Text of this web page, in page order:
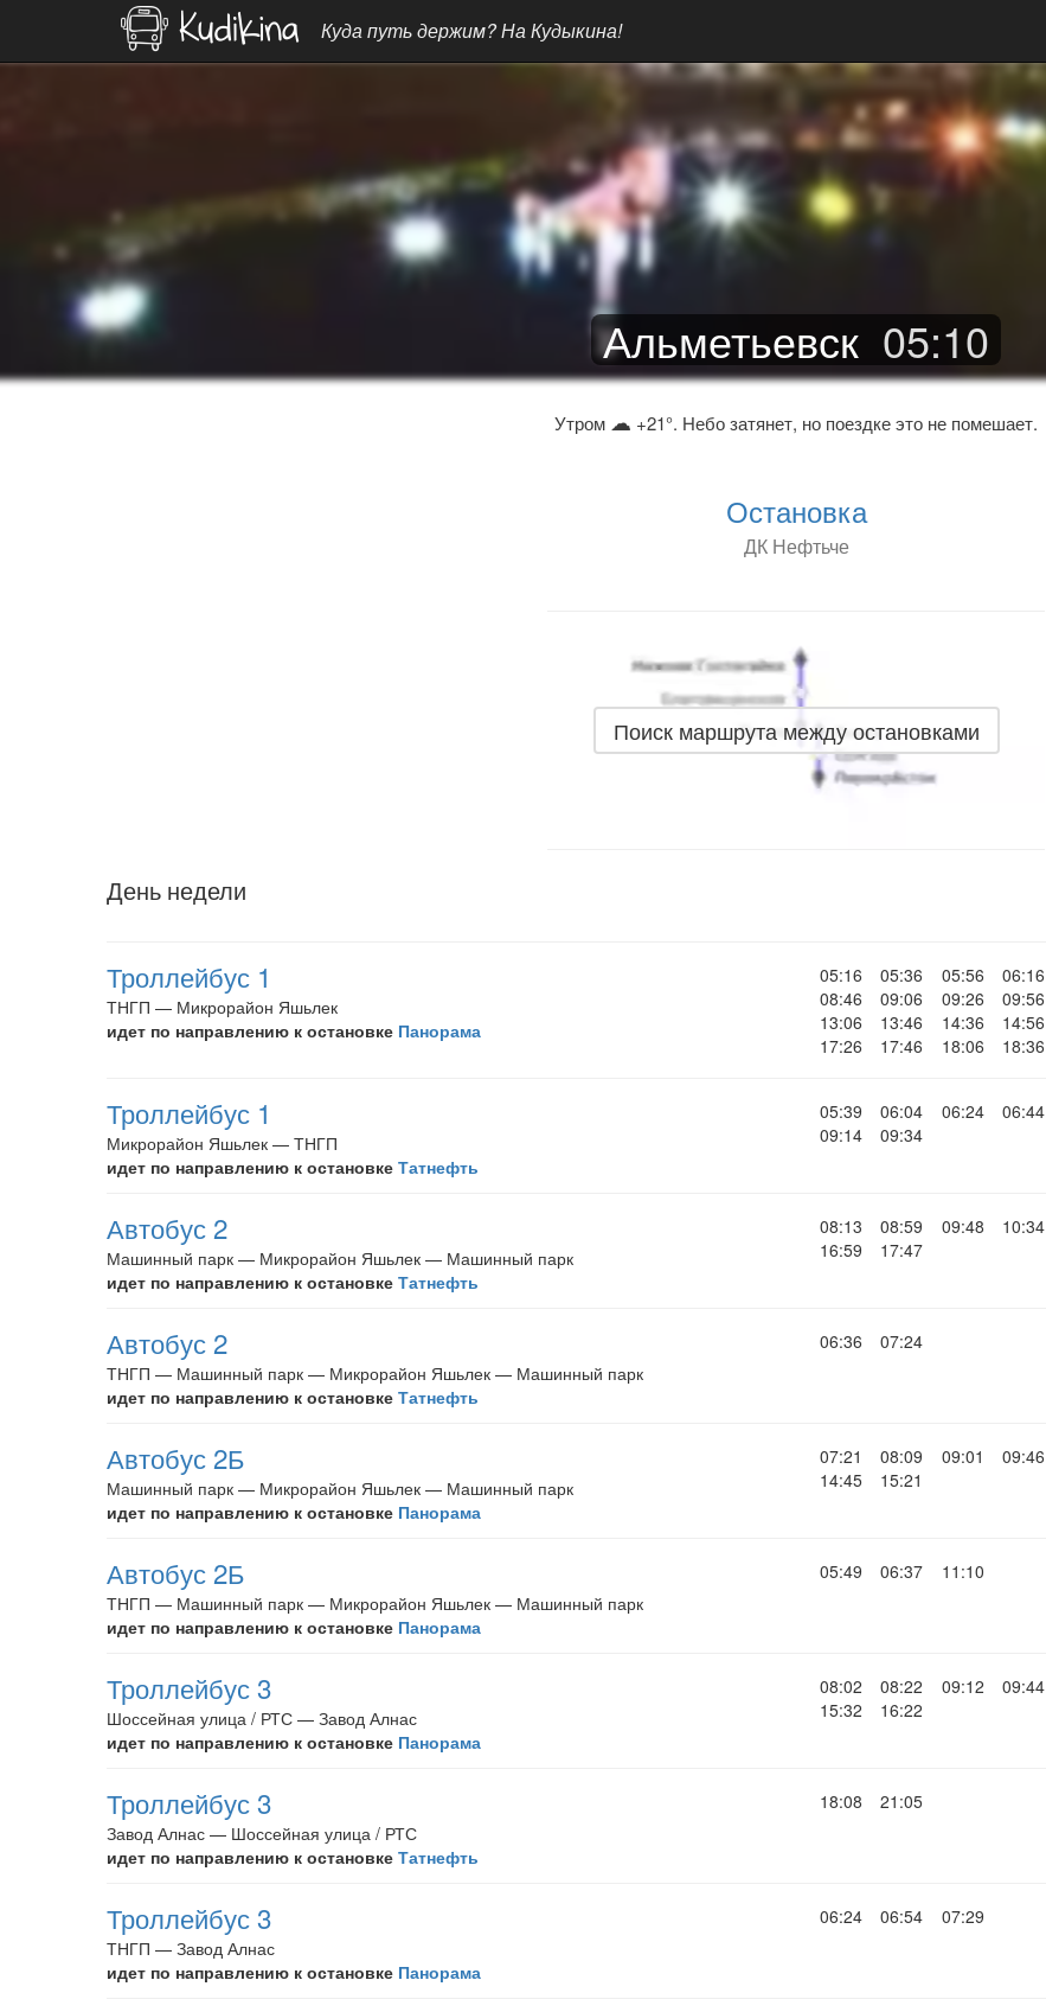
Куда путь держим? На Кудыкина!
Альметьевск 05:10
Утром ☁ +21°. Небо затянет, но поездке это не помешает.
Остановка
ДК Нефтьче
Поиск маршрута между остановками
День недели
Троллейбус 1
ТНГП — Микрорайон Яшьлек
идет по направлению к остановке Панорама
05:16 05:36 05:56 06:16
08:46
09:06 09:26 09:56
13:06
13:46 14:36 14:56
17:26
17:46 18:06 18:36
Троллейбус 1
Микрорайон Яшьлек — ТНГП
идет по направлению к остановке Татнефть
05:39 06:04 06:24 06:44
09:14
09:34
Автобус 2
Машинный парк — Микрорайон Яшьлек — Машинный парк
идет по направлению к остановке Татнефть
08:13 08:59 09:48 10:34
16:59
17:47
Автобус 2
ТНГП — Машинный парк — Микрорайон Яшьлек — Машинный парк
идет по направлению к остановке Татнефть
06:36 07:24
Автобус 2Б
Машинный парк — Микрорайон Яшьлек — Машинный парк
идет по направлению к остановке Панорама
07:21 08:09 09:01 09:46
14:45
15:21
Автобус 2Б
ТНГП — Машинный парк — Микрорайон Яшьлек — Машинный парк
идет по направлению к остановке Панорама
05:49 06:37 11:10
Троллейбус 3
Шоссейная улица / РТС — Завод Алнас
идет по направлению к остановке Панорама
08:02 08:22 09:12 09:44
15:32
16:22
Троллейбус 3
Завод Алнас — Шоссейная улица / РТС
идет по направлению к остановке Татнефть
18:08 21:05
Троллейбус 3
ТНГП — Завод Алнас
идет по направлению к остановке Панорама
06:24 06:54 07:29